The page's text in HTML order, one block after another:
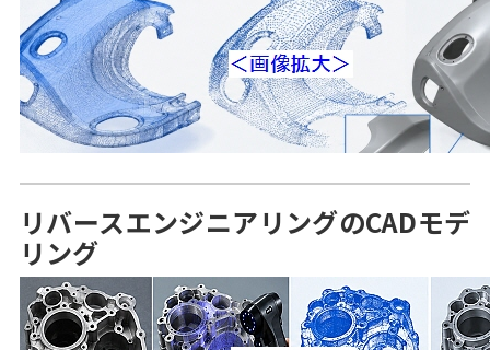
リバースエンジニアリングのCADモデ
リング